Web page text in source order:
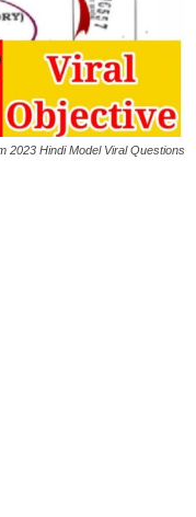
2023 Hindi Model Viral Questions